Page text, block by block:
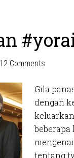
12 Comments
Gila
dengan
tentang